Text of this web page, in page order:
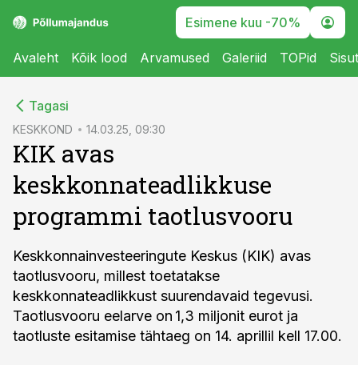
Esimene kuu -70%
Avaleht Kõik lood Arvamused Galeriid TOPid
Tagasi
KESKKOND 14.03.25, 09:30
KIK avas
keskkonnateadlikkuse
programmi taotlusvooru
Keskkonnainvesteeringute Keskus (KIK) avas
taotlusvooru, millest toetatakse
keskkonnateadlikkust suurendavaid tegevusi.
Taotlusvooru eelarve on 1,3 miljonit eurot ja
taotluste esitamise tähtaeg on 14. aprillil kell 17.00.